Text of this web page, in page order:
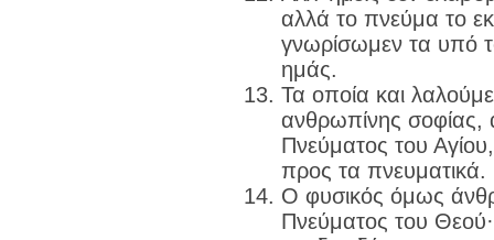
αλλά το πνεύμα το
γνωρίσωμεν τα υπό
ημάς.
Τα οποία και
ανθρωπίνης σοφίας,
Πνεύματος του
προς τα πνευματικά.
Ο φυσικός όμως
Πνεύματος του Θεού·